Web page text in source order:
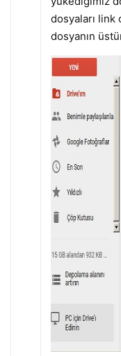
dosyaları link
dosyanın